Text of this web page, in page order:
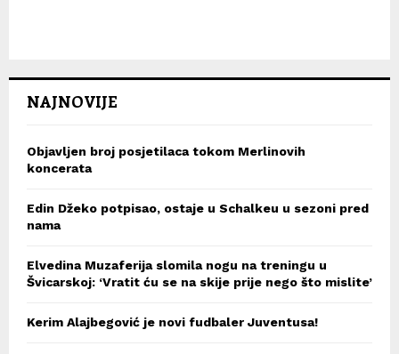
NAJNOVIJE
Objavljen broj posjetilaca tokom Merlinovih
koncerata
Edin Džeko potpisao, ostaje u Schalkeu u sezoni pred
nama
Elvedina Muzaferija slomila nogu na treningu u
Švicarskoj: ‘Vratit ću se na skije prije nego što mislite’
Kerim Alajbegović je novi fudbaler Juventusa!